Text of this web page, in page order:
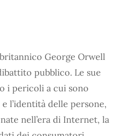
George Orwell
pubblico. Le sue
i pericoli a cui sono
l’identità delle persone,
nell’era di Internet, la